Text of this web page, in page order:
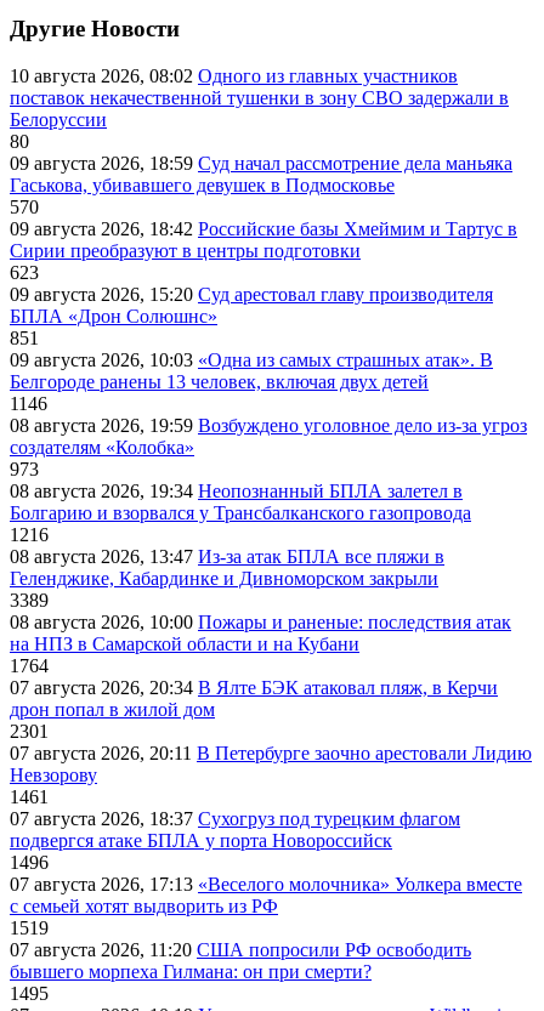
Другие Новости
10 августа 2026, 08:02 Одного из главных участников
поставок некачественной тушенки в зону СВО задержали в
Белоруссии
80
09 августа 2026, 18:59 Суд начал рассмотрение дела маньяка
Гаськова, убивавшего девушек в Подмосковье
570
09 августа 2026, 18:42 Российские базы Хмеймим и Тартус в
Сирии преобразуют в центры подготовки
623
09 августа 2026, 15:20 Суд арестовал главу производителя
БПЛА «Дрон Солюшнс»
851
09 августа 2026, 10:03 «Одна из самых страшных атак». В
Белгороде ранены 13 человек, включая двух детей
1146
08 августа 2026, 19:59 Возбуждено уголовное дело из-за угроз
создателям «Колобка»
973
08 августа 2026, 19:34 Неопознанный БПЛА залетел в
Болгарию и взорвался у Трансбалканского газопровода
1216
08 августа 2026, 13:47 Из-за атак БПЛА все пляжи в
Геленджике, Кабардинке и Дивноморском закрыли
3389
08 августа 2026, 10:00 Пожары и раненые: последствия атак
на НПЗ в Самарской области и на Кубани
1764
07 августа 2026, 20:34 В Ялте БЭК атаковал пляж, в Керчи
дрон попал в жилой дом
2301
07 августа 2026, 20:11 В Петербурге заочно арестовали Лидию
Невзорову
1461
07 августа 2026, 18:37 Сухогруз под турецким флагом
подвергся атаке БПЛА у порта Новороссийск
1496
07 августа 2026, 17:13 «Веселого молочника» Уолкера вместе
с семьей хотят выдворить из РФ
1519
07 августа 2026, 11:20 США попросили РФ освободить
бывшего морпеха Гилмана: он при смерти?
1495